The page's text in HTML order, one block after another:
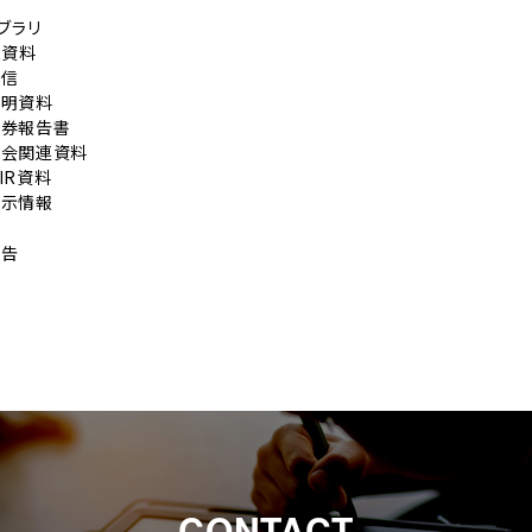
ラリ
料
資料
報告書
関連資料
資料
情報